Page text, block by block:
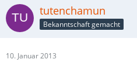
tutenchamun
Bekanntschaft gemacht
10. Januar 2013